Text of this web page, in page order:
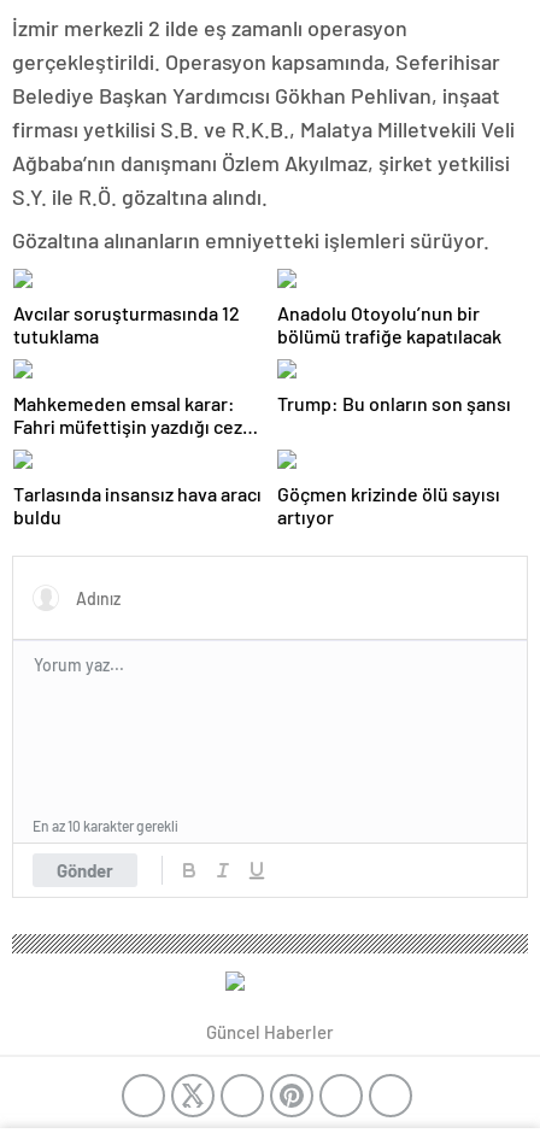
İzmir merkezli 2 ilde eş zamanlı operasyon
gerçekleştirildi. Operasyon kapsamında, Seferihisar
Belediye Başkan Yardımcısı Gökhan Pehlivan, inşaat
firması yetkilisi S.B. ve R.K.B., Malatya Milletvekili Veli
Ağbaba’nın danışmanı Özlem Akyılmaz, şirket yetkilisi
S.Y. ile R.Ö. gözaltına alındı.
Gözaltına alınanların emniyetteki işlemleri sürüyor.
Avcılar soruşturmasında 12
tutuklama
Anadolu Otoyolu’nun bir
bölümü trafiğe kapatılacak
Mahkemeden emsal karar:
Fahri müfettişin yazdığı ceza
iptal edildi
Trump: Bu onların son şansı
Tarlasında insansız hava aracı
buldu
Göçmen krizinde ölü sayısı
artıyor
Gönder
En az 10 karakter gerekli
Güncel Haberler